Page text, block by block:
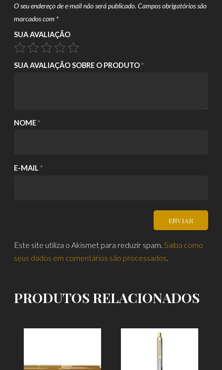
O seu endereço de e-mail não será publicado. Campos obrigatórios são
marcados com *
SUA AVALIAÇÃO
SUA AVALIAÇÃO SOBRE O PRODUTO*
NOME*
E-MAIL*
Este site utiliza o Akismet para reduzir spam.Saiba como
seus dados em comentários são processados.
PRODUTOS RELACIONADOS